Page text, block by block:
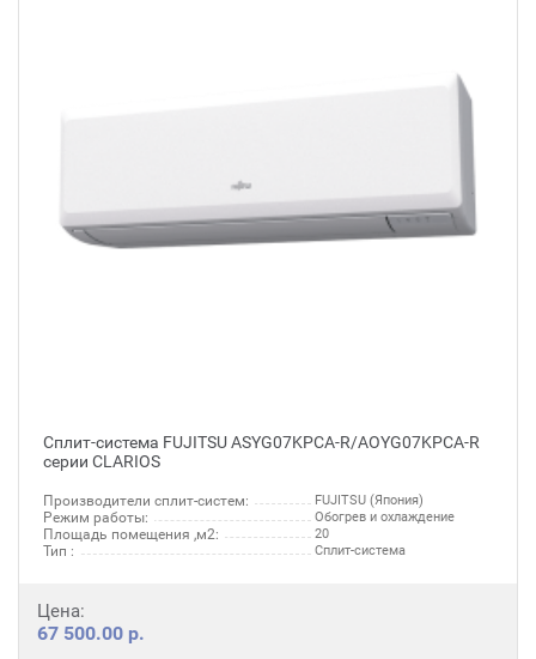
Сплит-система FUJITSU ASYG07KPCA-R/AOYG07KPCA-R
серии CLARIOS
Производители сплит-систем: FUJITSU (Япония)
Режим работы: Обогрев и охлаждение
Площадь помещения ,м2: 20
Тип : Сплит-система
Цена:
67 500.00 р.